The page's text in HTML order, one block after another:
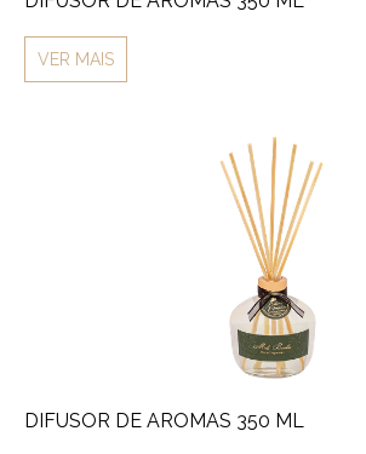
VER MAIS
DIFUSOR DE AROMAS 350 ML